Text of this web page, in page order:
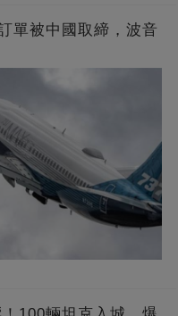
單被中國取締，波音